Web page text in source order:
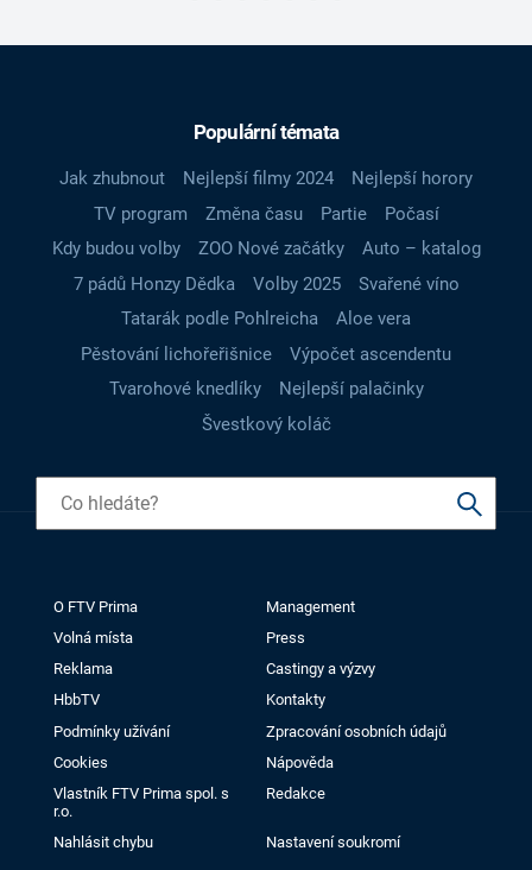
Populární témata
Jak zhubnout Nejlepší filmy 2024
Nejlepší horory
TV program
Změna času Partie
Počasí
Kdy budou volby
ZOO Nové začátky
Auto – katalog
7 pádů Honzy Dědka
Volby 2025
Svařené víno
Tatarák podle Pohlreicha
Aloe vera
Pěstování lichořeřišnice
Výpočet ascendentu
Tvarohové knedlíky
Nejlepší palačinky
Švestkový koláč
O FTV Prima
Management
Volná místa
Press
Reklama
Castingy a výzvy
HbbTV
Kontakty
Podmínky užívání
Zpracování osobních údajů
Cookies
Nápověda
Vlastník FTV Prima spol. s
r.o.
Redakce
Nahlásit chybu Nastavení soukromí